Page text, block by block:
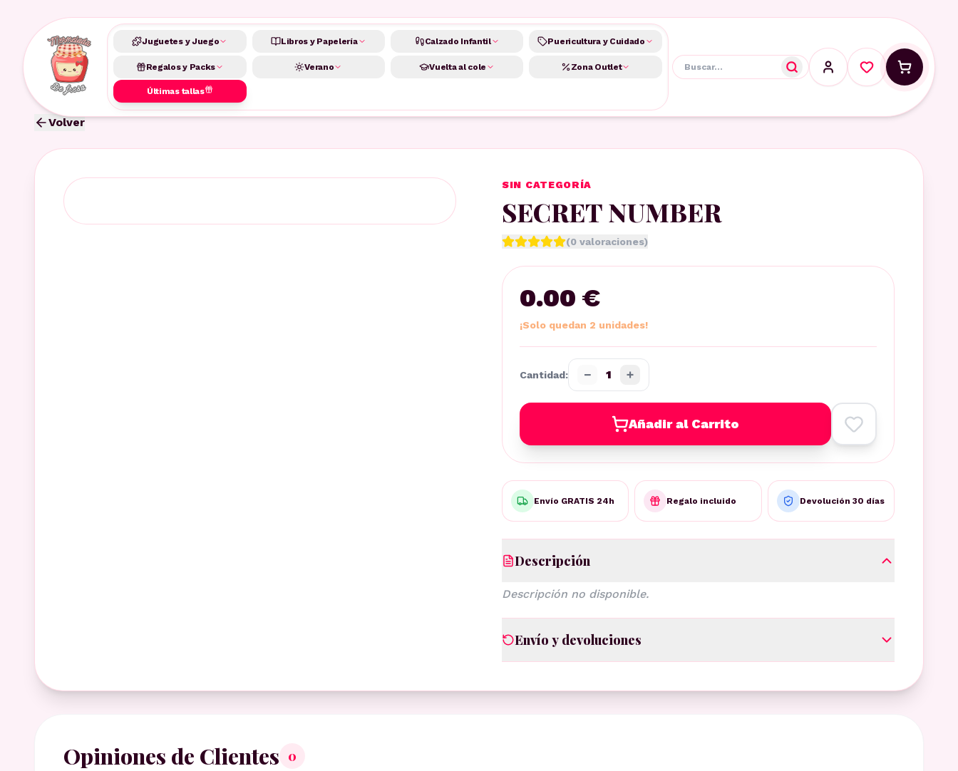
Juguetes y Juego Libros y Papelería Calzado Infantil Puericultura y Cuidado
Regalos y Packs Verano Vuelta al cole Zona Outlet
Últimas tallas
Volver
SIN CATEGORÍA
SECRET NUMBER
(0 valoraciones)
0.00 €
¡Solo quedan 2 unidades!
Cantidad: − 1 +
Añadir al Carrito
Envío GRATIS 24h Regalo incluido Devolución 30 días
Descripción
Descripción no disponible.
Envío y devoluciones
Opiniones de Clientes 0